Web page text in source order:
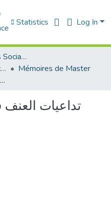
Statistics Log In
Faculté des Sciences Sociales
Département de communication
Mémoires de Master
تداعيات العنف في الصورة الاخبارية السمعية البصرية
تداعيات العنف